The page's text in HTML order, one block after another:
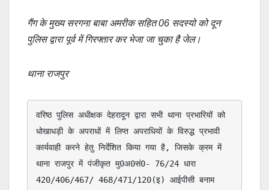
गैंग के मुख्य सरगना बाबा अमरीक सहित 06 सदस्यो को दून
पुलिस द्वारा पूर्व में गिरफ्तार कर भेजा जा चुका है जेल।
थाना राजपुर
वरिष्ठ पुलिस अधीक्षक देहरादून द्वारा सभी थाना प्रभारियों को
धोखाधड़ी के अपराधों में लिप्त अपराधियों के विरुद्ध प्रभावी
कार्यवाही करने हेतु निर्देशित किया गया है, जिसके क्रम में
थाना राजपुर में पंजीकृत मु0अ0सं0- 76/24 धारा
420/406/467/ 468/471/120(इ) आईपीसी बनाम